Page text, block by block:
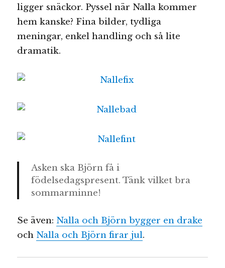
ligger snäckor. Pyssel när Nalla kommer
hem kanske? Fina bilder, tydliga
meningar, enkel handling och så lite
dramatik.
Asken ska Björn få i
födelsedagspresent. Tänk vilket bra
sommarminne!
Se även: Nalla och Björn bygger en drake
och Nalla och Björn firar jul.